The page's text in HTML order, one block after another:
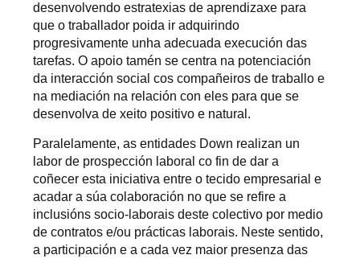
desenvolvendo estratexias de aprendizaxe para
que o traballador poida ir adquirindo
progresivamente unha adecuada execución das
tarefas. O apoio tamén se centra na potenciación
da interacción social cos compañeiros de traballo e
na mediación na relación con eles para que se
desenvolva de xeito positivo e natural.
Paralelamente, as entidades Down realizan un
labor de prospección laboral co fin de dar a
coñecer esta iniciativa entre o tecido empresarial e
acadar a súa colaboración no que se refire a
inclusións socio-laborais deste colectivo por medio
de contratos e/ou prácticas laborais. Neste sentido,
a participación e a cada vez maior presenza das